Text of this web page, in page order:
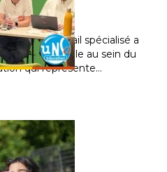
lignes
de travail spécialisé a
de l’Ecole au sein du
qui représente…